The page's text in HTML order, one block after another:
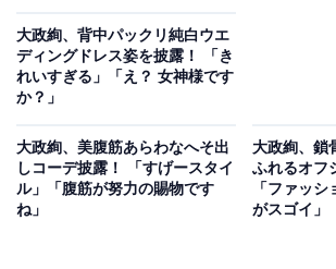
大政絢、背中パックリ純白ウエ
ディングドレス姿を披露！ 「き
れいすぎる」「え？ 女神様です
か？」
大政絢、美腹筋あらわなへそ出
しコーデ披露！ 「すげースタイ
ル」「腹筋が努力の賜物です
ね」
大政絢、鎖
ふれるオフ
「ファッ
がスゴイ」